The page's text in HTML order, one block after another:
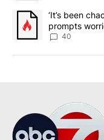
A trending article
‘It’s been
prompts
40